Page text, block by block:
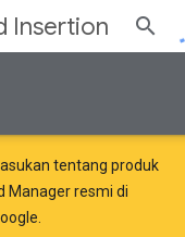
Insertion
tentang produk
Manager resmi di